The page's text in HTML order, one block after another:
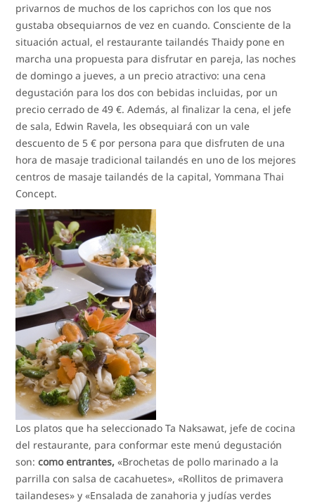
privarnos de muchos de los caprichos con los que nos
gustaba obsequiarnos de vez en cuando. Consciente de la
situación actual, el restaurante tailandés Thaidy pone en
marcha una propuesta para disfrutar en pareja, las noches
de domingo a jueves, a un precio atractivo: una cena
degustación para los dos con bebidas incluidas, por un
precio cerrado de 49 €. Además, al finalizar la cena, el jefe
de sala, Edwin Ravela, les obsequiará con un vale
descuento de 5 € por persona para que disfruten de una
hora de masaje tradicional tailandés en uno de los mejores
centros de masaje tailandés de la capital, Yommana Thai
Concept.
Los platos que ha seleccionado Ta Naksawat, jefe de cocina
del restaurante, para conformar este menú degustación
son:como entrantes, «Brochetas de pollo marinado a la
parrilla con salsa de cacahuetes», «Rollitos de primavera
tailandeses» y «Ensalada de zanahoria y judías verdes